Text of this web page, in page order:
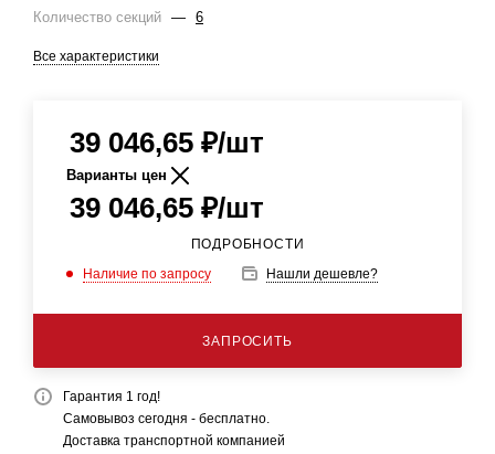
Количество секций — 6
Все характеристики
39 046,65 ₽/шт
Варианты цен
39 046,65 ₽/шт
ПОДРОБНОСТИ
Наличие по запросу
Нашли дешевле?
ЗАПРОСИТЬ
Гарантия 1 год!
Самовывоз сегодня - бесплатно.
Доставка транспортной компанией